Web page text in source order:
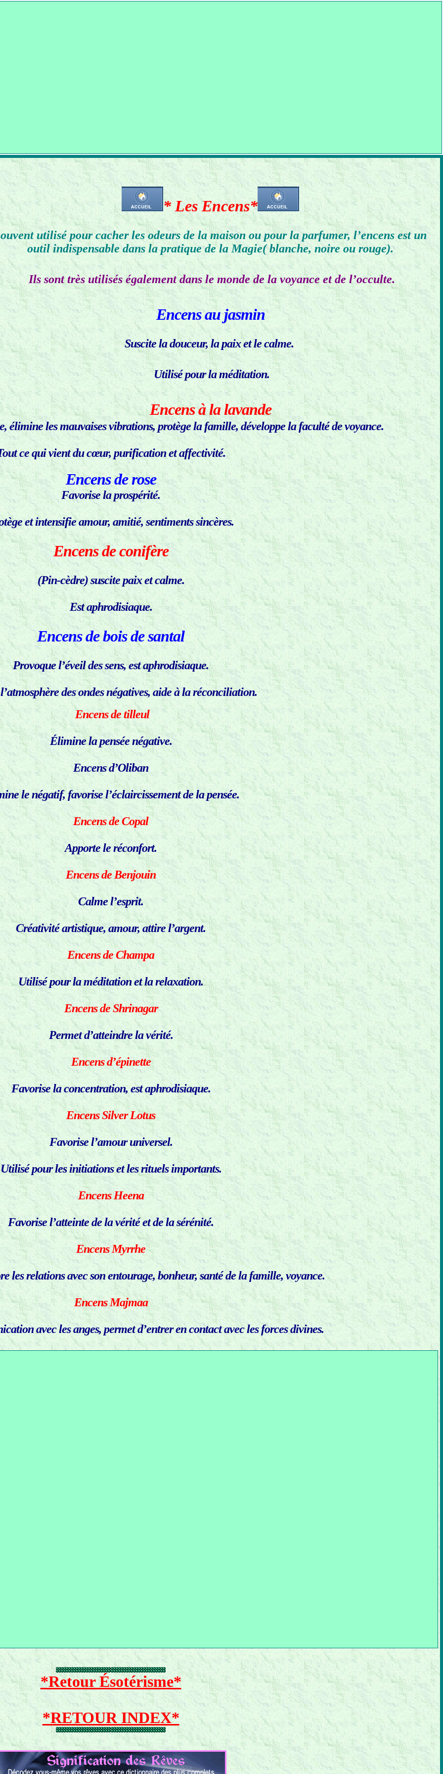
* Les Encens*
utilisé pour cacher les odeurs de la maison ou pour la parfumer, l’encens est un
outil indispensable dans la pratique de la Magie( blanche, noire ou rouge).
Ils sont très utilisés également dans le monde de la voyance et de l’occulte.
Encens au jasmin
Suscite la douceur, la paix et le calme.
Utilisé pour la méditation.
Encens à la lavande
élimine les mauvaises vibrations, protège la famille, développe la faculté de voyance.
ce qui vient du cœur, purification et affectivité.
Encens de rose
Favorise la prospérité.
et intensifie amour, amitié, sentiments sincères.
Encens de conifère
(Pin-cèdre) suscite paix et calme.
Est aphrodisiaque.
Encens de bois de santal
Provoque l’éveil des sens, est aphrodisiaque.
des ondes négatives, aide à la réconciliation.
Encens de tilleul
Élimine la pensée négative.
Encens d’Oliban
le négatif, favorise l’éclaircissement de la pensée.
Encens de Copal
Apporte le réconfort.
Encens de Benjouin
Calme l’esprit.
Créativité artistique, amour, attire l’argent.
Encens de Champa
Utilisé pour la méditation et la relaxation.
Encens de Shrinagar
Permet d’atteindre la vérité.
Encens d’épinette
Favorise la concentration, est aphrodisiaque.
Encens Silver Lotus
Favorise l’amour universel.
Utilisé pour les initiations et les rituels importants.
Encens Heena
Favorise l’atteinte de la vérité et de la sérénité.
Encens Myrrhe
les relations avec son entourage, bonheur, santé de la famille, voyance.
Encens Majmaa
avec les anges, permet d’entrer en contact avec les forces divines.
*Retour Ésotérisme*
*RETOUR INDEX*